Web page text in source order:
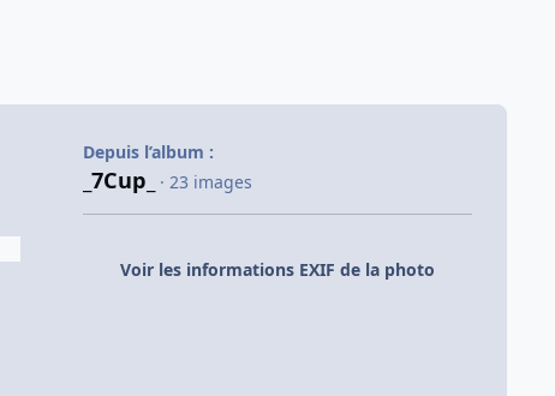
Depuis l’album :
_7Cup_ · 23 images
Voir les informations EXIF de la photo